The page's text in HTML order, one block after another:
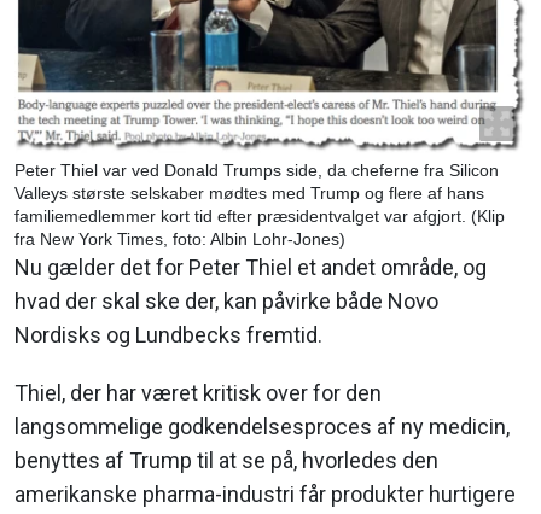
Peter Thiel var ved Donald Trumps side, da cheferne fra Silicon
Valleys største selskaber mødtes med Trump og flere af hans
familiemedlemmer kort tid efter præsidentvalget var afgjort. (Klip
fra New York Times, foto: Albin Lohr-Jones)
Nu gælder det for Peter Thiel et andet område, og
hvad der skal ske der, kan påvirke både Novo
Nordisks og Lundbecks fremtid.
Thiel, der har været kritisk over for den
langsommelige godkendelsesproces af ny medicin,
benyttes af Trump til at se på, hvorledes den
amerikanske pharma-industri får produkter hurtigere